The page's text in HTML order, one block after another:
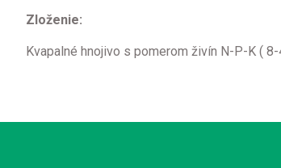
Zloženie:
Kvapalné hnojivo s pomerom živín N-P-K (